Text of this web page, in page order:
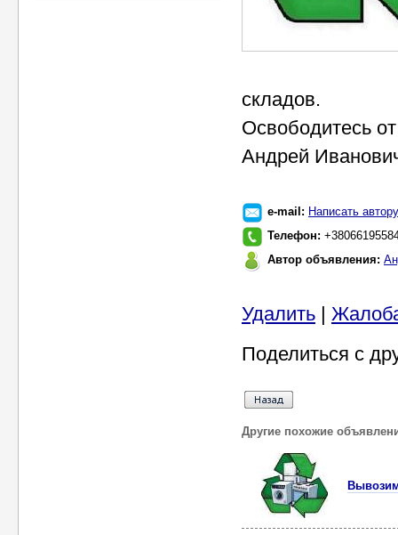
складов.
Освободитесь
Андрей
e-mail: Написать автору
Телефон:
Автор объявления:
Удалить |
Поделиться с
Другие похожие